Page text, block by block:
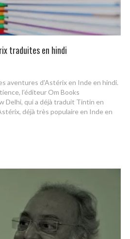
traduites en hindi
aventures d'Astérix en Inde en hindi.
l’éditeur Om Books
Delhi, qui a déjà traduit Tintin en
déjà très populaire en Inde en